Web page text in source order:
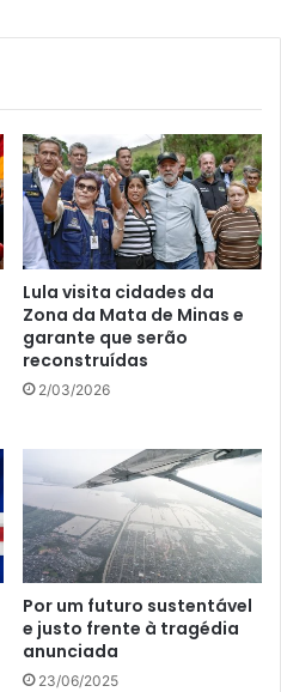
Lula visita cidades da
Zona da Mata de Minas e
garante que serão
reconstruídas
2/03/2026
Por um futuro sustentável
e justo frente à tragédia
anunciada
23/06/2025